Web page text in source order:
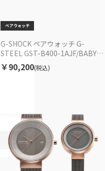
G-SHOCK ペアウォッチ G-
STEEL GST-B400-1AJF/BABY-
GG-MSジーミズ MSG-W600G-
1AJF EC限定セット
￥90,200(税込)